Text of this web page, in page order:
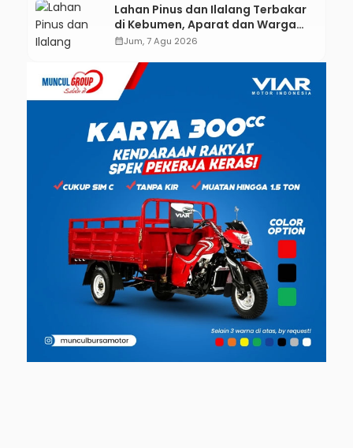
Lahan Pinus dan Ilalang Terbakar
di Kebumen, Aparat dan Warga
Padamkan Api Secara Manual
calendar_monthJum, 7 Agu 2026